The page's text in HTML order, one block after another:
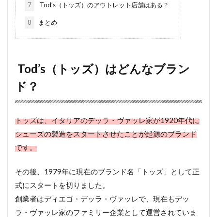
7 Tod’s（トッズ）のアウトレット店舗はある？
8 まとめ
Tod’s（トッズ）はどんなブラン
ド？
トッズは、イタリアのデッラ・ヴァッレ家が1920年代に
シューズの製造をスタートさせたことが起源のブランド
です。
その後、1979年に現在のブランド名「トッズ」として正
式にスタートを切りました。
創業者はディエゴ・デッラ・ヴァッレで、現在もデッ
ラ・ヴァッレ家のファミリー企業として運営されていま